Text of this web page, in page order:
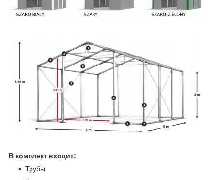
В комплект входит:
Трубы